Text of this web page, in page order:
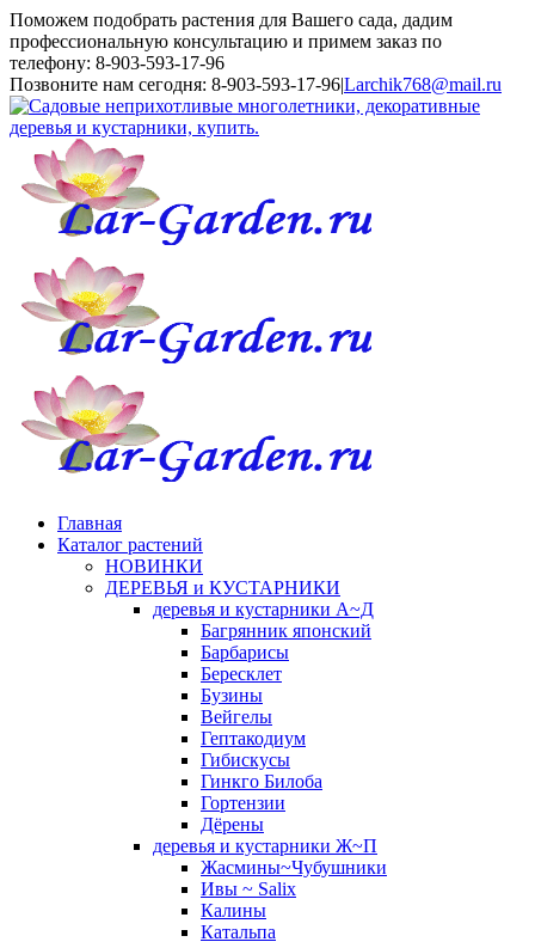
Поможем подобрать растения для Вашего сада, дадим
профессиональную консультацию и примем заказ по
телефону: 8-903-593-17-96
Toggle
SlidingBar
Area
Позвоните нам сегодня: 8-903-593-17-96|Larchik768@mail.ru
Главная
Каталог растений
НОВИНКИ
ДЕРЕВЬЯ и КУСТАРНИКИ
деревья и кустарники А~Д
Багрянник японский
Барбарисы
Бересклет
Бузины
Вейгелы
Гептакодиум
Гибискусы
Гинкго Билоба
Гортензии
Дёрены
деревья и кустарники Ж~П
Жасмины~Чубушники
Ивы ~ Salix
Калины
Катальпа